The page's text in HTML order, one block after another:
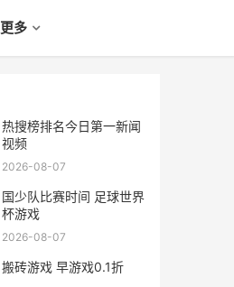
更多
热搜榜排名今日第一新闻
视频
2026-08-07
国少队比赛时间 足球世界
杯游戏
2026-08-07
搬砖游戏 早游戏0.1折